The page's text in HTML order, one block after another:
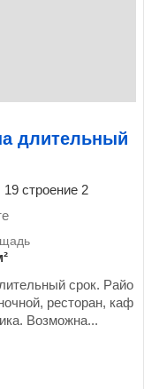
длительный
строение 2
срок. Райо
ресторан, каф
Возможна...